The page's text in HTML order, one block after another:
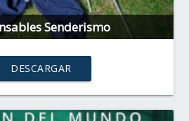
Senderismo
DESCARGAR